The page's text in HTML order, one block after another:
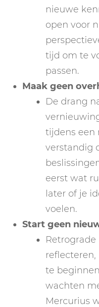
nieuwe
open voor
tijd om te
passen.
Maak geen
De drang
tijdens een
verstandig
eerst wat
later of je
voelen.
Start geen
te
wachten
Mercurius